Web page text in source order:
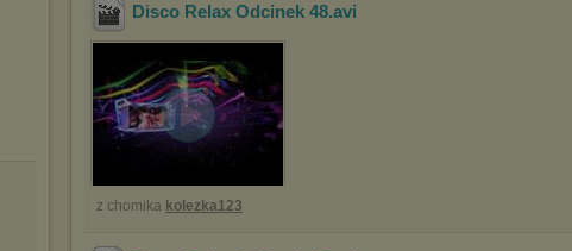
Disco Relax Odcinek 48.avi
z chomika kolezka123